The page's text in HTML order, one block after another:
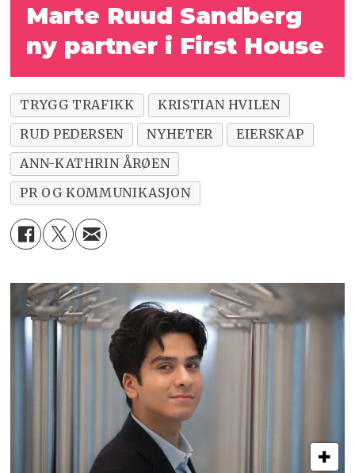
Marte Ruud Sandberg
ny partner i First House
TRYGG TRAFIKK
KRISTIAN HVILEN
RUD PEDERSEN
NYHETER
EIERSKAP
ANN-KATHRIN ÅRØEN
PR OG KOMMUNIKASJON